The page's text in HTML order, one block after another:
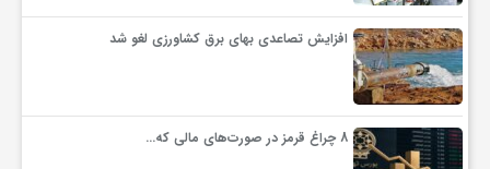
افزایش تصاعدی بهای برق کشاورزی لغو شد
8 چراغ قرمز در صورت‌های مالی که…